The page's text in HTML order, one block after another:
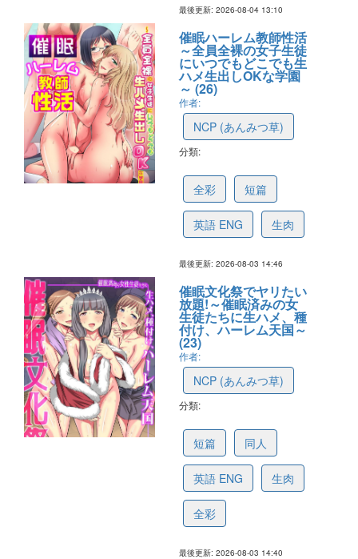
最後更新: 2026-08-04 13:10
催眠ハーレム教師性活
～全員全裸の女子生徒
にいつでもどこでも生
ハメ生出しOKな学園
～ (26)
作者:
NCP (あんみつ草)
分類:
全彩 短篇
英語 ENG 生肉
最後更新: 2026-08-03 14:46
催眠文化祭でヤリたい
放題!～催眠済みの女
生徒たちに生ハメ、種
付け、ハーレム天国～
(23)
作者:
NCP (あんみつ草)
分類:
短篇 同人
英語 ENG 生肉
全彩
最後更新: 2026-08-03 14:40